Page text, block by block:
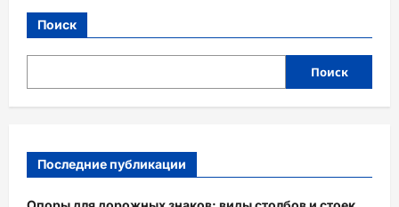
Поиск
Поиск
Последние публикации